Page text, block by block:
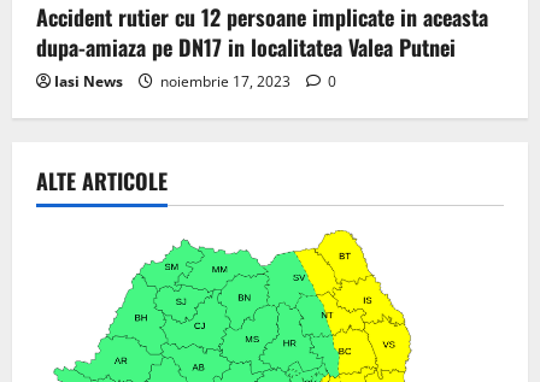
Accident rutier cu 12 persoane implicate in aceasta
dupa-amiaza pe DN17 in localitatea Valea Putnei
Iasi News noiembrie 17, 2023 0
ALTE ARTICOLE